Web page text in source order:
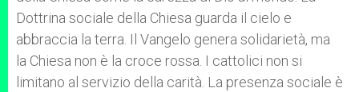
Dottrina sociale della Chiesa guarda il cielo e
abbraccia la terra. Il Vangelo genera solidarietà, ma
la Chiesa non è la croce rossa. I cattolici non si
limitano al servizio della carità. La presenza sociale è